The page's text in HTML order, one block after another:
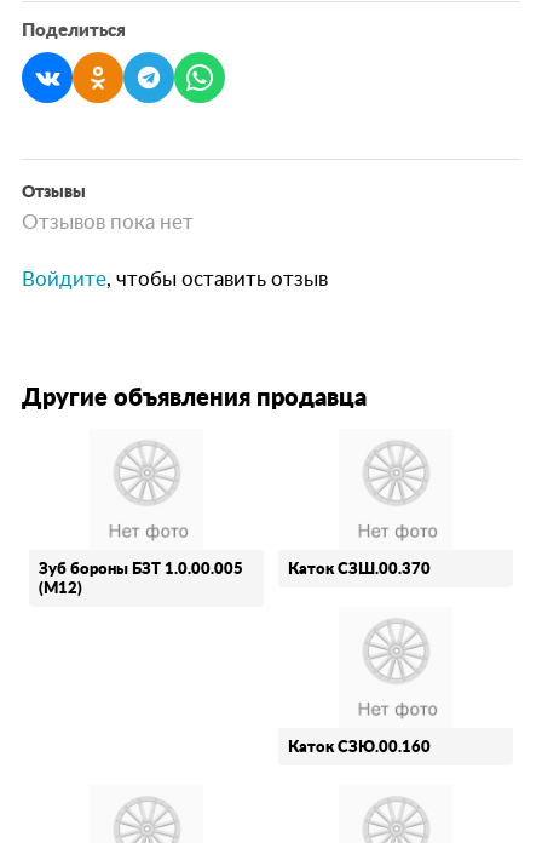
Поделиться
Отзывы
Отзывов пока нет
Войдите, чтобы оставить отзыв
Другие объявления продавца
Зуб бороны БЗТ 1.0.00.005
(М12)
Каток СЗШ.00.370
Каток СЗЮ.00.160